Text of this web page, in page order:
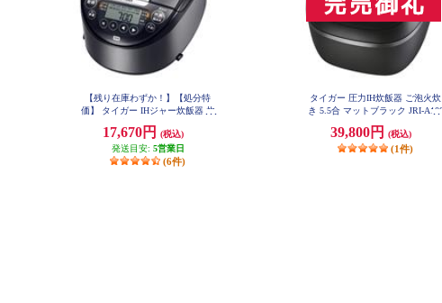
【残り在庫わずか！】【処分特
価】 タイガー IHジャー炊飯器 炊
00HD
17,670円
(税込)
発送目安: 5営業日
(6件)
タイガー 圧力IH炊飯器 ご泡火炊
き 5.5合 マットブラック JRI-
39,800円 (税込)
(1件)